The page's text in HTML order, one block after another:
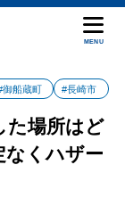
MENU
御船蔵町 #長崎市
た場所はど
なくハザー